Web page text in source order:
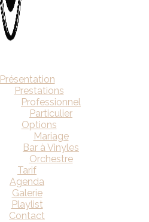
Présentation
Prestations
Professionnel
Particulier
Options
Mariage
Bar à Vinyles
Orchestre
Tarif
Agenda
Galerie
Playlist
Contact